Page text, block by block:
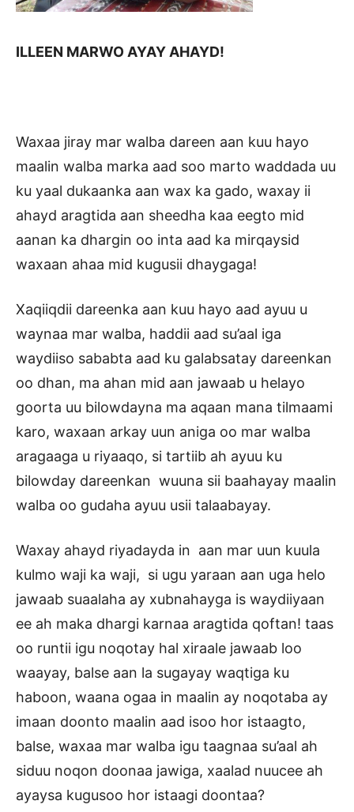
ILLEEN MARWO AYAY AHAYD!
Waxaa jiray mar walba dareen aan kuu hayo
maalin walba marka aad soo marto waddada uu
ku yaal dukaanka aan wax ka gado, waxay ii
ahayd aragtida aan sheedha kaa eegto mid
aanan ka dhargin oo inta aad ka mirqaysid
waxaan ahaa mid kugusii dhaygaga!
Xaqiiqdii dareenka aan kuu hayo aad ayuu u
waynaa mar walba, haddii aad su’aal iga
waydiiso sababta aad ku galabsatay dareenkan
oo dhan, ma ahan mid aan jawaab u helayo
goorta uu bilowdayna ma aqaan mana tilmaami
karo, waxaan arkay uun aniga oo mar walba
aragaaga u riyaaqo, si tartiib ah ayuu ku
bilowday dareenkan wuuna sii baahayay maalin
walba oo gudaha ayuu usii talaabayay.
Waxay ahayd riyadayda in aan mar uun kuula
kulmo waji ka waji, si ugu yaraan aan uga helo
jawaab suaalaha ay xubnahayga is waydiiyaan
ee ah maka dhargi karnaa aragtida qoftan! taas
oo runtii igu noqotay hal xiraale jawaab loo
waayay, balse aan la sugayay waqtiga ku
haboon, waana ogaa in maalin ay noqotaba ay
imaan doonto maalin aad isoo hor istaagto,
balse, waxaa mar walba igu taagnaa su’aal ah
siduu noqon doonaa jawiga, xaalad nuucee ah
ayaysa kugusoo hor istaagi doontaa?